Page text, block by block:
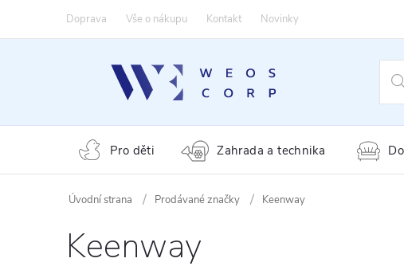
Doprava Vše o nákupu Kontakt Novinky
Pro děti Zahrada a technika
Prodávané značky Keenway
Keenway